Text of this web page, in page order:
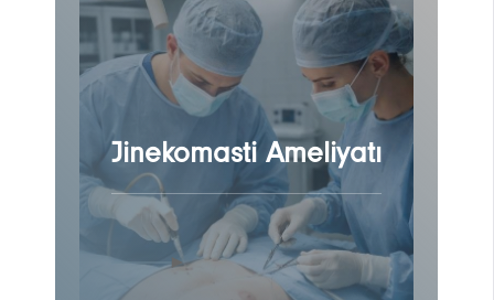
Jinekomasti Ameliyatı